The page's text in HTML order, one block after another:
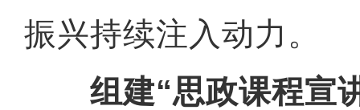
振兴持续注入动力。
组建“思政课程宣